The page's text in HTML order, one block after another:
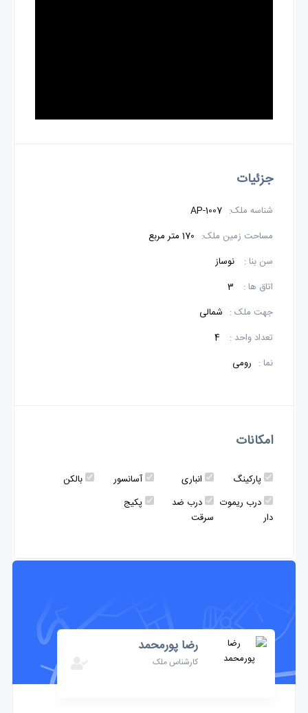
جزئیات
شناسه ملک: AP-1007
مساحت زمین ملک: 170 متر مربع
سن بنا :
نوساز
اتاق ها :
3
جهت ملک : شمالی
تعداد واحد :
4
نما : رومی
امکانات
پارکینگ انباری آسانسور
بالکن
درب ریموت
دار
درب ضد
سرقت
پکیج
رضا پورمحمد
کارشناس ملک